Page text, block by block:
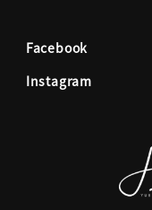
Facebook
Instagram